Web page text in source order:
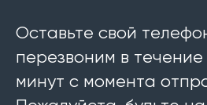
Оставьте свой
перезвоним в течение
минут с момента